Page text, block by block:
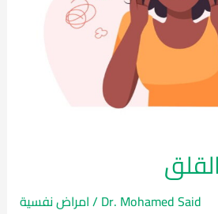
امراض نفسية/Dr. Mohamed Said